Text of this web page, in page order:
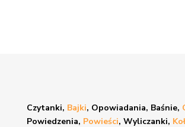
Czytanki, Bajki, Opowiadania, Baśnie,
Powiedzenia, Powieści, Wyliczanki,